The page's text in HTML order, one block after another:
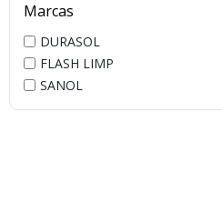
Marcas
DURASOL
FLASH LIMP
SANOL